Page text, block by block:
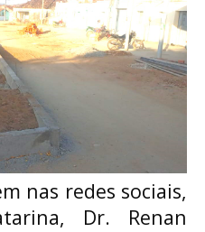
nas redes sociais,
Dr. Renan